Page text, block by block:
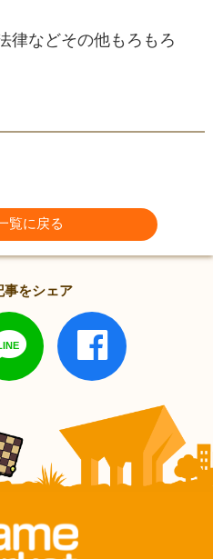
などその他もろもろ
覧に戻る
事をシェア